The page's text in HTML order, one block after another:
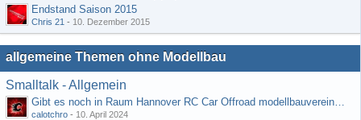
Endstand Saison 2015
Chris 21 - 10. Dezember 2015
allgemeine Themen ohne Modellbau
Smalltalk - Allgemein
Gibt es noch in Raum Hannover RC Car Offroad modellbauvereine, habe selbst schon gegoogelt aber erfolglos
calotchro - 10. April 2024